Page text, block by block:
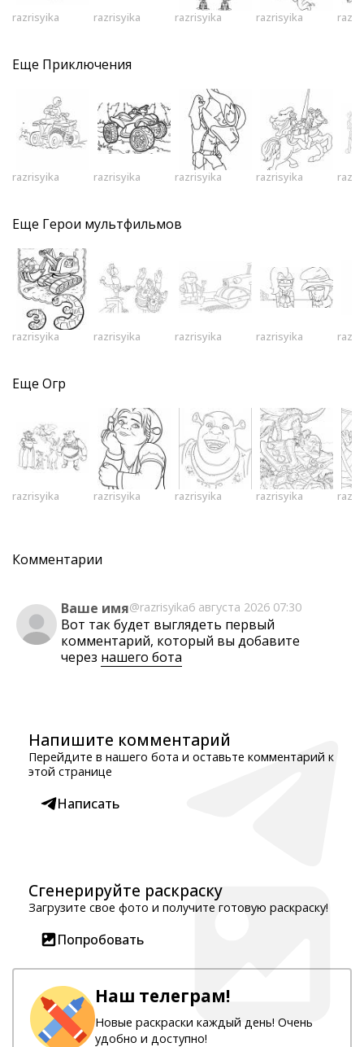
razrisyika razrisyika razrisyika razrisyika
Еще Приключения
razrisyika razrisyika razrisyika razrisyika
Еще Герои мультфильмов
razrisyika razrisyika razrisyika razrisyika
Еще Огр
razrisyika razrisyika razrisyika razrisyika
Комментарии
Ваше имя@razrisyika6 августа 2026 07:30
Вот так будет выглядеть первый
комментарий, который вы добавите
через нашего бота
Напишите комментарий
Перейдите в нашего бота и оставьте комментарий к
этой странице
Написать
Сгенерируйте раскраску
Загрузите свое фото и получите готовую раскраску!
Попробовать
Наш телеграм!
Новые раскраски каждый день! Очень
удобно и доступно!